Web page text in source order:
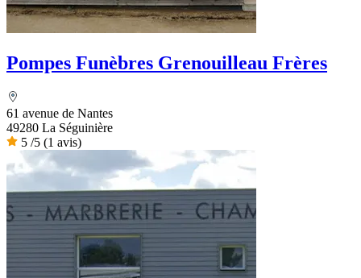
Pompes Funèbres Grenouilleau Frères
61 avenue de Nantes
49280 La Séguinière
5 /5 (1 avis)